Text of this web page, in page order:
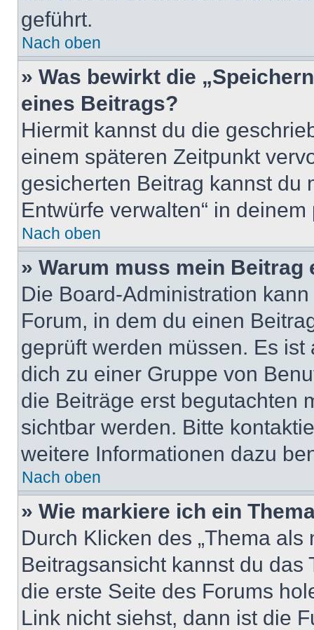
geführt.
Nach oben
» Was bewirkt die
eines Beitrags?
Hiermit kannst du die
einem späteren Zeitpunkt
gesicherten Beitrag kannst du
Entwürfe verwalten“ in
Nach oben
» Warum muss mein
Die Board-Administration
Forum, in dem du einen
geprüft werden müssen. Es
dich zu einer Gruppe von
die Beiträge erst begutachten
sichtbar werden. Bitte
weitere Informationen dazu
Nach oben
» Wie markiere ich ein
Durch Klicken des „Thema
Beitragsansicht kannst du
die erste Seite des Forums
Link nicht siehst, dann ist die